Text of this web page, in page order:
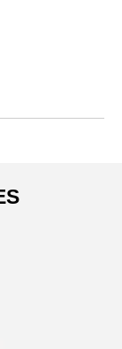
83310. Notre
prix modique.